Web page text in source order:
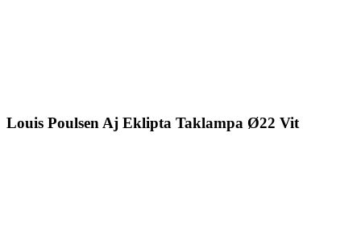
Louis Poulsen Aj Eklipta Taklampa Ø22 Vit